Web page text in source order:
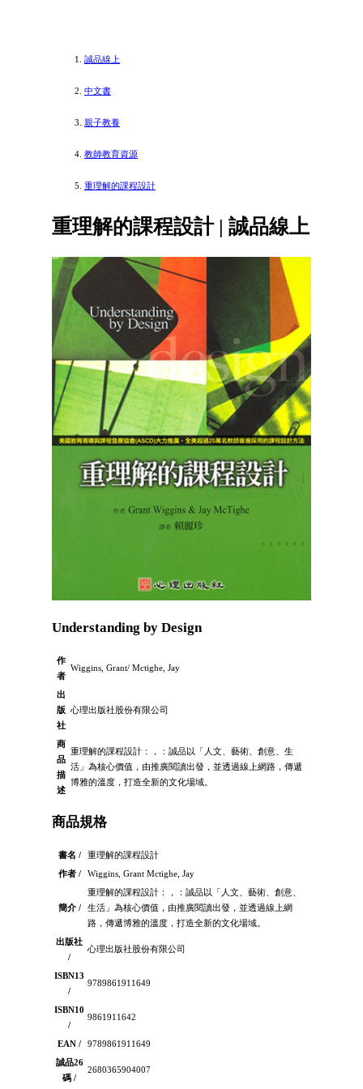
誠品線上
中文書
親子教養
教師教育資源
重理解的課程設計
重理解的課程設計 | 誠品線上
Understanding by Design
作
者
Wiggins, Grant/ Mctighe, Jay
出
版
社
心理出版社股份有限公司
商
品
描
述
重理解的課程設計：，：誠品以「人文、藝術、創意、生
活」為核心價值，由推廣閱讀出發，並透過線上網路，傳遞
博雅的溫度，打造全新的文化場域。
商品規格
書名 /
重理解的課程設計
作者 /
Wiggins, Grant Mctighe, Jay
簡介 /
重理解的課程設計：，：誠品以「人文、藝術、創意、
生活」為核心價值，由推廣閱讀出發，並透過線上網
路，傳遞博雅的溫度，打造全新的文化場域。
出版社
/
心理出版社股份有限公司
ISBN13
/
9789861911649
ISBN10
/
9861911642
EAN /
9789861911649
誠品26
碼 /
2680365904007